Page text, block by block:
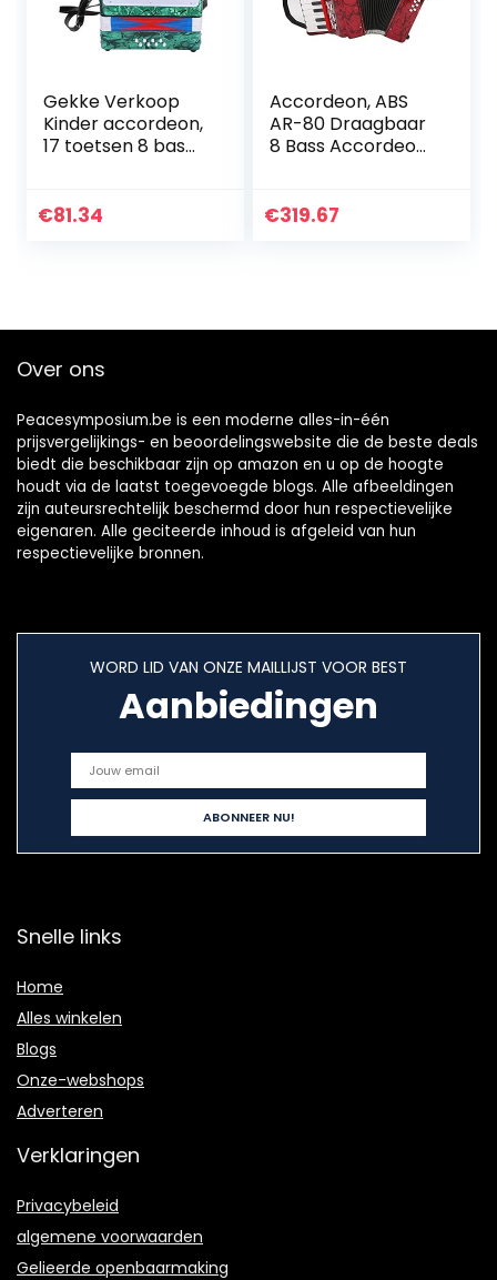
Gekke Verkoop
Kinder accordeon,
17 toetsen 8 bas
voor beginners
€81.34
Accordeon, ABS
AR-80 Draagbaar
8 Bass Accordeons
€319.67
Over ons
Peacesymposium.be is een moderne alles-in-één
prijsvergelijkings- en beoordelingswebsite die de beste deals
biedt die beschikbaar zijn op amazon en u op de hoogte
houdt via de laatst toegevoegde blogs. Alle afbeeldingen
zijn auteursrechtelijk beschermd door hun respectievelijke
eigenaren. Alle geciteerde inhoud is afgeleid van hun
respectievelijke bronnen.
WORD LID VAN ONZE MAILLIJST VOOR BEST
Aanbiedingen
Snelle links
Home
Alles winkelen
Blogs
Onze-webshops
Adverteren
Verklaringen
Privacybeleid
algemene voorwaarden
Gelieerde openbaarmaking